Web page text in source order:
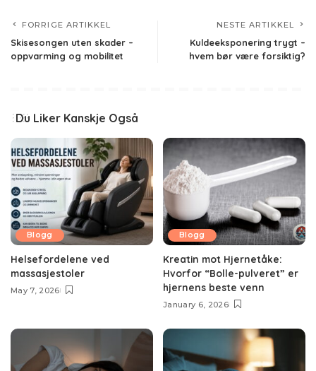
FORRIGE ARTIKKEL
Skisesongen uten skader –
oppvarming og mobilitet
NESTE ARTIKKEL
Kuldeeksponering trygt –
hvem bør være forsiktig?
Du Liker Kanskje Også
Blogg
Helsefordelene ved
massasjestoler
May 7, 2026
Blogg
Kreatin mot Hjernetåke:
Hvorfor “Bolle-pulveret” er
hjernens beste venn
January 6, 2026